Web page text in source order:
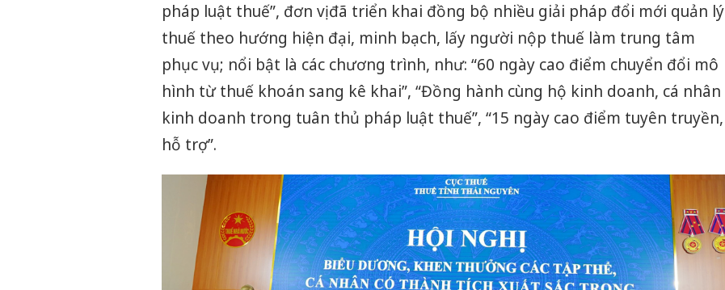
pháp luật thuế”, đơn vị đã triển khai đồng bộ nhiều giải pháp đổi mới quản lý
thuế theo hướng hiện đại, minh bạch, lấy người nộp thuế làm trung tâm
phục vụ; nổi bật là các chương trình, như: “60 ngày cao điểm chuyển đổi mô
hình từ thuế khoán sang kê khai”, “Đồng hành cùng hộ kinh doanh, cá nhân
kinh doanh trong tuân thủ pháp luật thuế”, “15 ngày cao điểm tuyên truyền,
hỗ trợ”.